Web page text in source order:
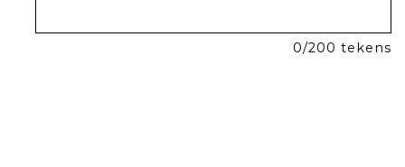
0/200 tekens